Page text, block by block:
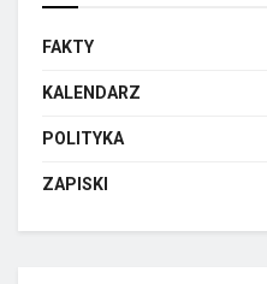
FAKTY
KALENDARZ
POLITYKA
ZAPISKI